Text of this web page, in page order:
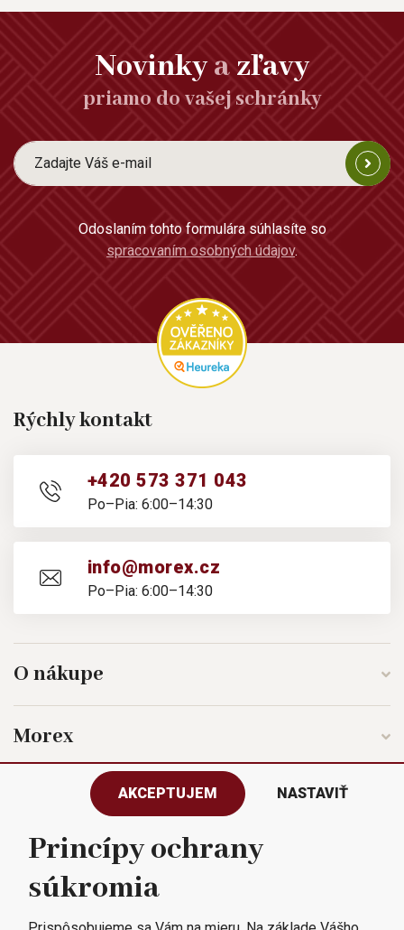
Novinkyazľavy
priamo do vašej schránky
Odoslaním tohto formulára súhlasíte so
spracovaním osobných údajov.
Rýchly kontakt
+420 573 371 043
Po–Pia: 6:00–14:30
info@morex.cz
Po–Pia: 6:00–14:30
O nákupe
Morex
Sledujte nás
Všetky práva vyhradené © 2023
Morex, spol. s r.o.
AKCEPTUJEM NASTAVIŤ
Princípy ochrany
súkromia